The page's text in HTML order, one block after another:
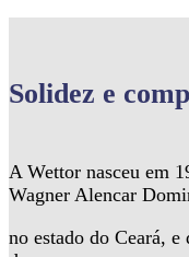
Solidez e
A Wettor nasceu em
Wagner Alencar
no estado do Ceará,